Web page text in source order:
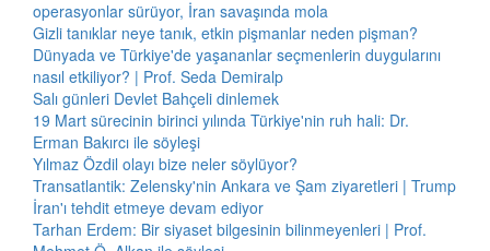
operasyonlar sürüyor, İran savaşında mola
Gizli tanıklar neye tanık, etkin pişmanlar neden pişman?
Dünyada ve Türkiye'de yaşananlar seçmenlerin duygularını
nasıl etkiliyor? | Prof. Seda Demiralp
Salı günleri Devlet Bahçeli dinlemek
19 Mart sürecinin birinci yılında Türkiye'nin ruh hali: Dr.
Erman Bakırcı ile söyleşi
Yılmaz Özdil olayı bize neler söylüyor?
Transatlantik: Zelensky'nin Ankara ve Şam ziyaretleri | Trump
İran'ı tehdit etmeye devam ediyor
Tarhan Erdem: Bir siyaset bilgesinin bilinmeyenleri | Prof.